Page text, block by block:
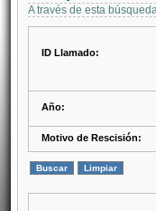
A través de esta
ID Llamado:
Año:
Motivo de Rescisión: